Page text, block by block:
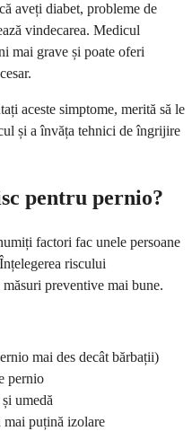
aveți diabet, probleme de
vindecarea. Medicul
mai grave și poate oferi
aceste simptome, merită să le
și a învăța tehnici de îngrijire
pentru pernio?
factori fac unele persoane
riscului
preventive mai bune.
mai des decât bărbații)
pernio
umedă
mai puțină izolare